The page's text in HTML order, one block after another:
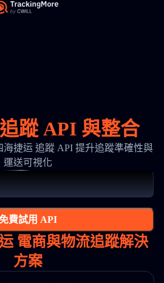
蹤 API 與整合
海捷运 追蹤 API 提升追蹤準確性與
運送可視化
費試用 API
電商與物流追蹤解決
方案